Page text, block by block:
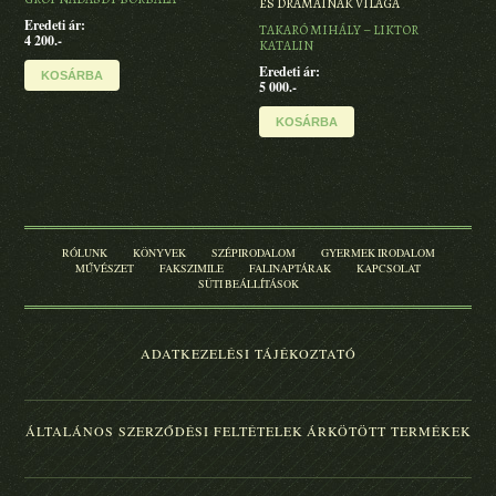
Eredeti ár:
4 200.-
KOSÁRBA
TAKARÓ MIHÁLY – LIKTOR
KATALIN
Eredeti ár:
5 000.-
KOSÁRBA
RÓLUNK KÖNYVEK SZÉPIRODALOM
GYERMEK IRODALOM
MŰVÉSZET
FAKSZIMILE FALINAPTÁRAK
KAPCSOLAT
SÜTI BEÁLLÍTÁSOK
ADATKEZELÉSI TÁJÉKOZTATÓ
ÁLTALÁNOS SZERZŐDÉSI FELTÉTELEK ÁRKÖTÖTT TERMÉKEK